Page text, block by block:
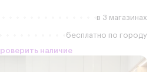
в 3 магазинах
бесплатно по городу
наличие